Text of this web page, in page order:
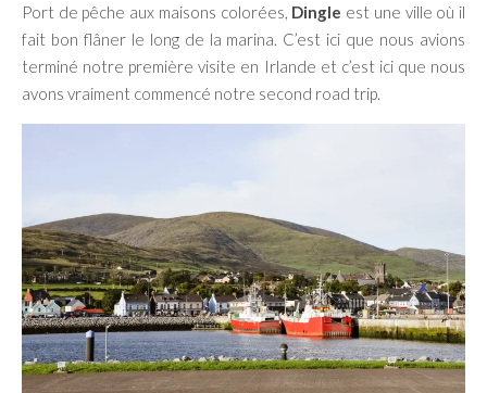
Port de pêche aux maisons colorées, Dingle est une ville où il
fait bon flâner le long de la marina. C’est ici que nous avions
terminé notre première visite en Irlande et c’est ici que nous
avons vraiment commencé notre second road trip.